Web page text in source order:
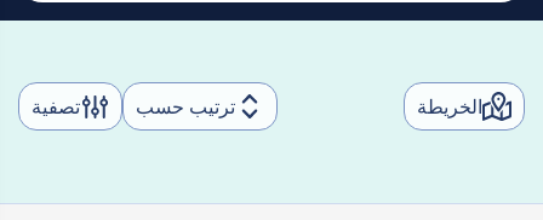
الخريطة ترتيب حسب تصفية